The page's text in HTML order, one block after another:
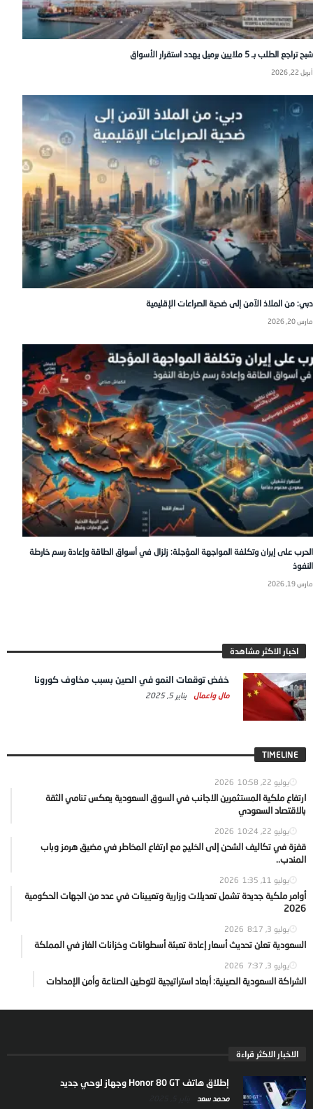
شبح تراجع الطلب بـ 5 ملايين برميل يهدد استقرار الأسواق
أبريل 22, 2026
دبي: من الملاذ الآمن إلى ضحية الصراعات الإقليمية
مارس 20, 2026
الحرب على إيران وتكلفة المواجهة المؤجلة: زلزال في أسواق الطاقة وإعادة رسم خارطة
النفوذ
مارس 19, 2026
اخبار الاكثر مشاهدة
خفض توقعات النمو في الصين بسبب مخاوف كورونا
مال واعمال يناير 5, 2025
TIMELINE
يوليو 22, 2026 10:58
ارتفاع ملكية المستثمرين الاجانب في السوق السعودية يعكس تنامي الثقة
بالاقتصاد السعودي
يوليو 22, 2026 10:24
قفزة في تكاليف الشحن إلى الخليج مع ارتفاع المخاطر في مضيق هرمز وباب
المندب..
يوليو 11, 2026 1:35
أوامر ملكية جديدة تشمل تعديلات وزارية وتعيينات في عدد من الجهات الحكومية
2026
يوليو 3, 2026 8:17
السعودية تعلن تحديث أسعار إعادة تعبئة أسطوانات وخزانات الغاز في المملكة
يوليو 3, 2026 7:37
الشراكة السعودية الصينية: أبعاد استراتيجية لتوطين الصناعة وأمن الإمدادات
الاخبار الاكثر قراءة
إطلاق هاتف Honor 80 GT وجهاز لوحي جديد
محمد سعد